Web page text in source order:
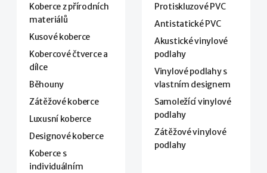
Koberce z přírodních
materiálů
Kusové koberce
Kobercové čtverce a
dílce
Běhouny
Zátěžové koberce
Luxusní koberce
Designové koberce
Koberce s
individuálním
Protiskluzové PVC
Antistatické PVC
Akustické vinylové
podlahy
Vinylové podlahy s
vlastním designem
Samoležící vinylové
podlahy
Zátěžové vinylové
podlahy